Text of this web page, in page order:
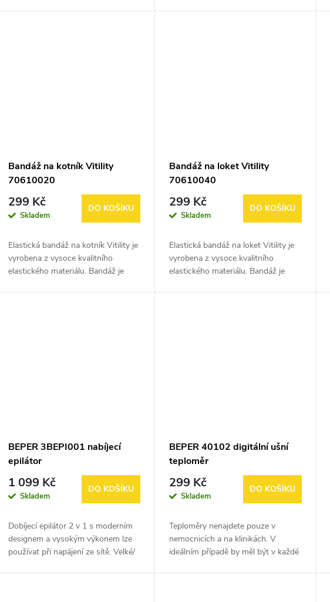
Bandáž na kotník Vitility
70610020
299 Kč
Skladem
DO KOŠÍKU
Elastická bandáž na kotník Vitility je
vyrobena z vysoce kvalitního
elastického materiálu. Bandáž je
Bandáž na loket Vitility
70610040
299 Kč
Skladem
DO KOŠÍKU
Elastická bandáž na loket Vitility je
vyrobena z vysoce kvalitního
elastického materiálu. Bandáž je
BEPER 3BEPI001 nabíjecí
epilátor
1 099 Kč
Skladem
DO KOŠÍKU
Dobíjecí epilátor 2 v 1 s moderním
designem a vysokým výkonem lze
používat při napájení ze sítě. Velké/
BEPER 40102 digitální ušní
teploměr
299 Kč
Skladem
DO KOŠÍKU
Teploměry nenajdete pouze v
nemocnicích a na klinikách. V
ideálním případě by měl být v každé